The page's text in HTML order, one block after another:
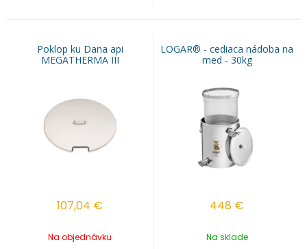
Poklop ku Dana api
MEGATHERMA III
107,04 €
Na objednávku
LOGAR® - cediaca nádoba na
med - 30kg
448 €
Na sklade